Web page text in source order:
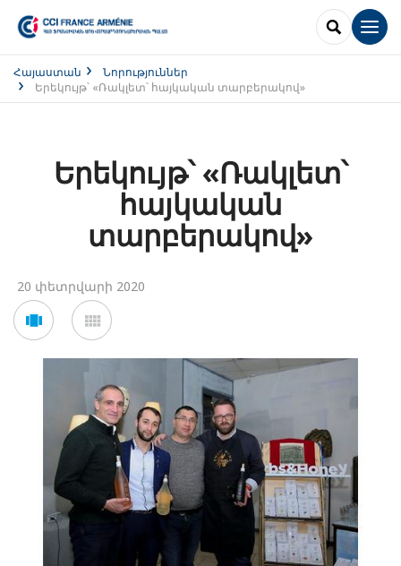
SEARCH
Հայաստան
Նորություններ
Երեկույթ՝ «Ռակլետ՝ հայկական տարբերակով»
Երեկույթ՝ «Ռակլետ՝
հայկական
տարբերակով»
20 փետրվարի 2020
Voir
en
carousel
en